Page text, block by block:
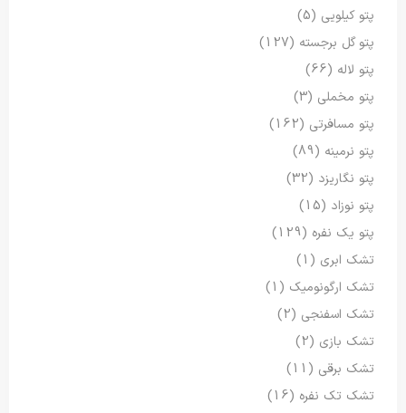
پتو کیلویی (5)
پتو گل برجسته (127)
پتو لاله (66)
پتو مخملی (3)
پتو مسافرتی (162)
پتو نرمینه (89)
پتو نگاریزد (32)
پتو نوزاد (15)
پتو یک نفره (129)
تشک ابری (1)
تشک ارگونومیک (1)
تشک اسفنجی (2)
تشک بازی (2)
تشک برقی (11)
تشک تک نفره (16)